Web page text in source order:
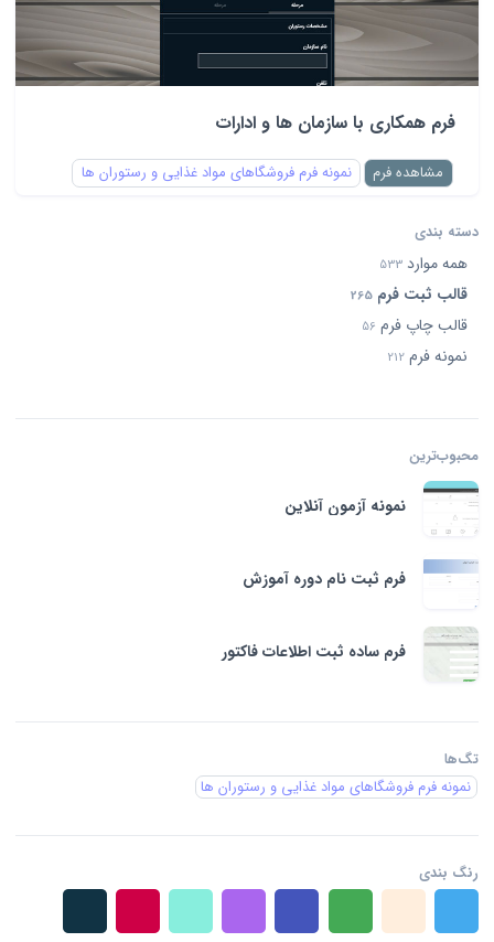
فرم همکاری با سازمان ها و ادارات
مشاهده فرم نمونه فرم فروشگاهای مواد غذایی و رستوران ها
دسته بندی
همه موارد 533
قالب ثبت فرم 265
قالب چاپ فرم 56
نمونه فرم 212
محبوب‌ترین‌
نمونه آزمون آنلاین
فرم ثبت نام دوره آموزش
فرم ساده ثبت اطلاعات فاکتور
تگ‌ها
نمونه فرم فروشگاهای مواد غذایی و رستوران ها
رنگ بندی